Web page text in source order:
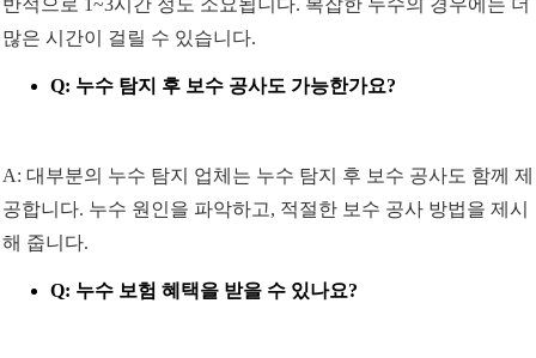
반적으로 1~3시간 정도 소요됩니다. 복잡한 누수의 경우에는 더
많은 시간이 걸릴 수 있습니다.
Q: 누수 탐지 후 보수 공사도 가능한가요?
A: 대부분의 누수 탐지 업체는 누수 탐지 후 보수 공사도 함께 제
공합니다. 누수 원인을 파악하고, 적절한 보수 공사 방법을 제시
해 줍니다.
Q: 누수 보험 혜택을 받을 수 있나요?